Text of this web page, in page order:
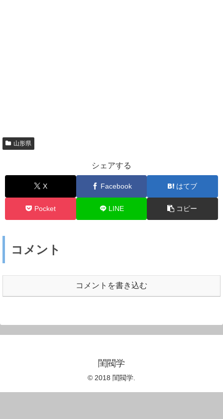
山形県
シェアする
X Facebook はてブ
Pocket LINE コピー
コメント
コメントを書き込む
閨閥学
© 2018 閨閥学.